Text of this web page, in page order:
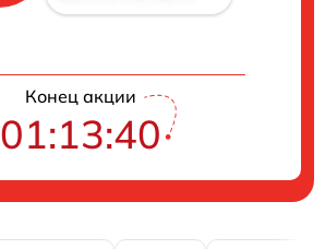
Конец акции
01:13:39